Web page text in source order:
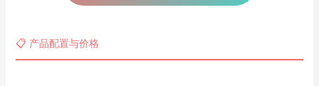
📋 产品配置与价格